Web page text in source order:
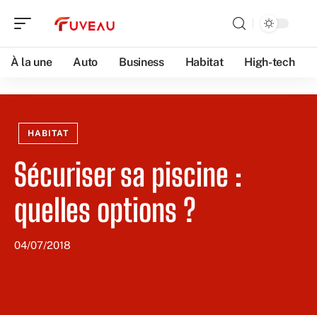
À la une Auto Business Habitat High-tech
HABITAT
Sécuriser sa piscine :
quelles options ?
04/07/2018